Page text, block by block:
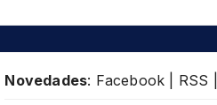
Novedades: Facebook RSS